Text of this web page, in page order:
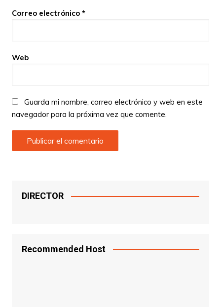
Correo electrónico *
Web
Guarda mi nombre, correo electrónico y web en este
navegador para la próxima vez que comente.
DIRECTOR
Recommended Host